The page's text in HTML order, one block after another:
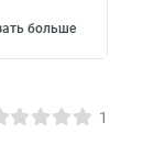
больше
1